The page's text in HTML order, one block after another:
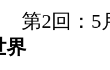
5月18
界